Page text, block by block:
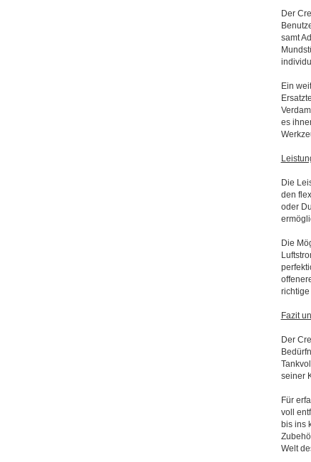
Der
samt
Ein
es
Die
den
oder
Die
Fazit
Der
seiner
Für
voll
bis ins
Welt